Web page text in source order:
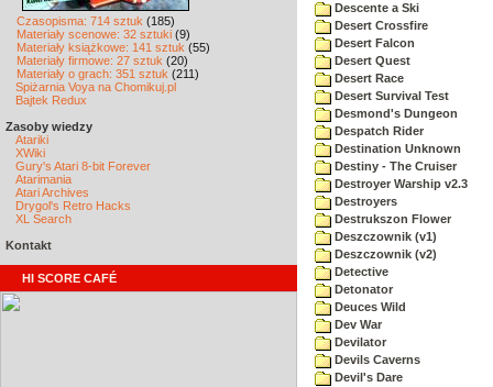
Czasopisma: 714 sztuk (185)
Materiały scenowe: 32 sztuki (9)
Materiały książkowe: 141 sztuk (55)
Materiały firmowe: 27 sztuk (20)
Materiały o grach: 351 sztuk (211)
Spiżarnia Voya na Chomikuj.pl
Bajtek Redux
Zasoby wiedzy
Atariki
XWiki
Gury's Atari 8-bit Forever
Atarimania
Atari Archives
Drygol's Retro Hacks
XL Search
Kontakt
HI SCORE CAFÉ
Descente a Ski
Desert Crossfire
Desert Falcon
Desert Quest
Desert Race
Desert Survival Test
Desmond's Dungeon
Despatch Rider
Destination Unknown
Destiny - The Cruiser
Destroyer Warship v2.3
Destroyers
Destrukszon Flower
Deszczownik (v1)
Deszczownik (v2)
Detective
Detonator
Deuces Wild
Dev War
Devilator
Devils Caverns
Devil's Dare